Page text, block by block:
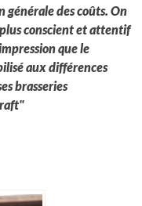
des coûts. On
conscient et attentif
que le
aux différences
brasseries